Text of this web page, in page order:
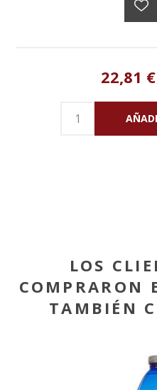
22,81
LOS
COMPRARON
TAMBIÉN